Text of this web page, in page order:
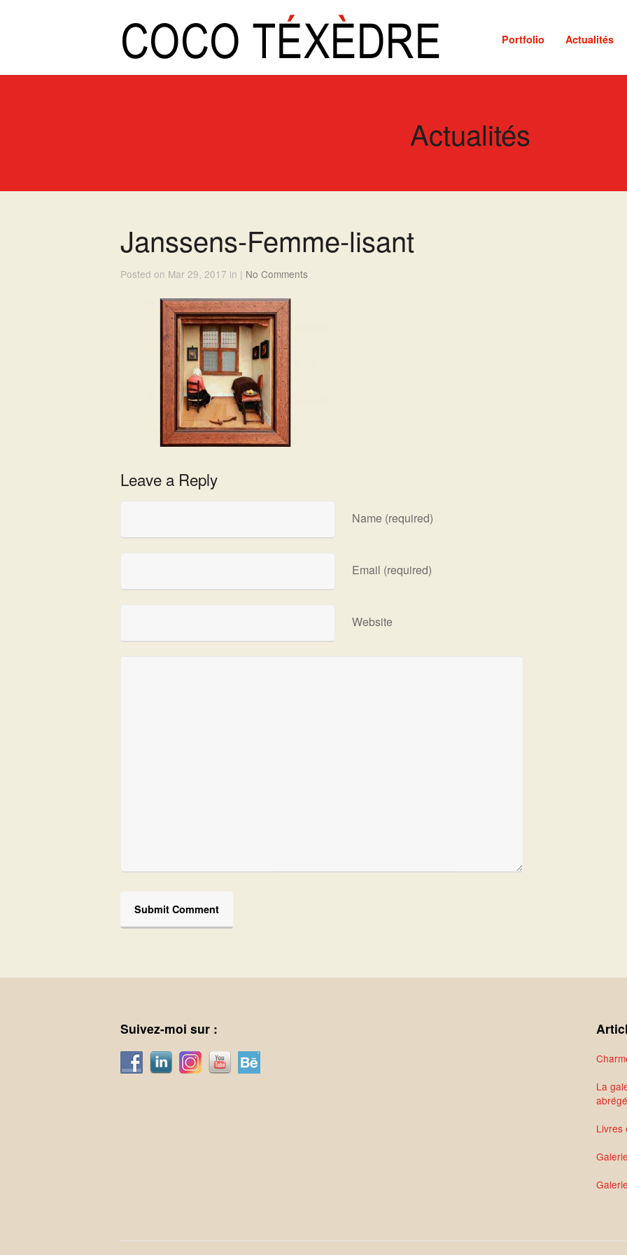
Portfolio Actualités
Actualités
Janssens-Femme-lisant
Posted on Mar 29, 2017 in | No Comments
Leave a Reply
Name (required)
Email (required)
Website
Suivez-moi sur :
La
Livres